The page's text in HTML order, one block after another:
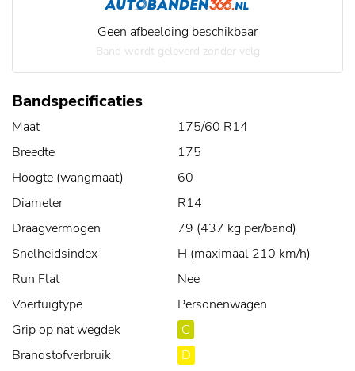
Geen afbeelding beschikbaar
Band wordt geleverd zonder velg
Bandspecificaties
Maat
175/60 R14
Breedte
175
Hoogte (wangmaat)
60
Diameter
R14
Draagvermogen
79 (437 kg per/band)
Snelheidsindex
H (maximaal 210 km/h)
Run Flat
Nee
Voertuigtype
Personenwagen
Grip op nat wegdek
C
Brandstofverbruik
D